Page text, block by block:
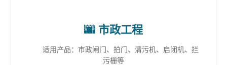
🌆 市政工程
适用产品：市政闸门、拍门、清污机、启闭机、拦
污栅等